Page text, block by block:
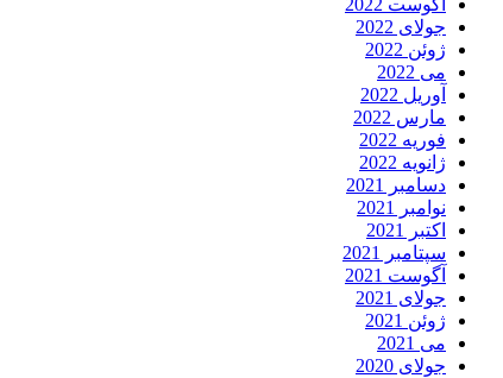
آگوست 2022
جولای 2022
ژوئن 2022
می 2022
آوریل 2022
مارس 2022
فوریه 2022
ژانویه 2022
دسامبر 2021
نوامبر 2021
اکتبر 2021
سپتامبر 2021
آگوست 2021
جولای 2021
ژوئن 2021
می 2021
جولای 2020